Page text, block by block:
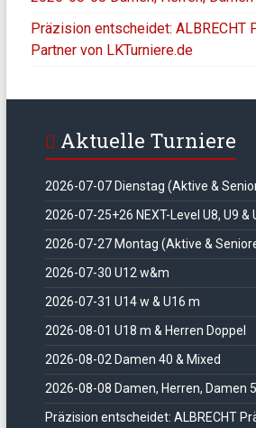
Präzision entscheidet: ALBRECHT
Partner von LKTurniere.de
Aktuelle Turniere
2026-07-07 Dienstag (Aktive &
2026-07-25+26 NEXT-Level U8, U9 &
2026-07-27 Montag (Aktive &
2026-07-30 U12 w&m
2026-07-31 U14 w & U16 m
2026-08-01 U18 m & Herren Doppel
2026-08-02 Damen 40 & Mixed
2026-08-08 Damen, Herren, Damen
Präzision entscheidet: ALBRECHT